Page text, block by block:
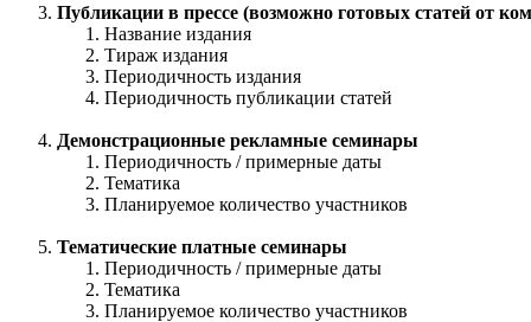
Публикации в прессе (возможно готовых статей от
Название издания
Тираж издания
Периодичность издания
Периодичность публикации статей
Демонстрационные рекламные семинары
Периодичность / примерные даты
Тематика
Планируемое количество участников
Тематические платные семинары
Периодичность / примерные даты
Тематика
Планируемое количество участников